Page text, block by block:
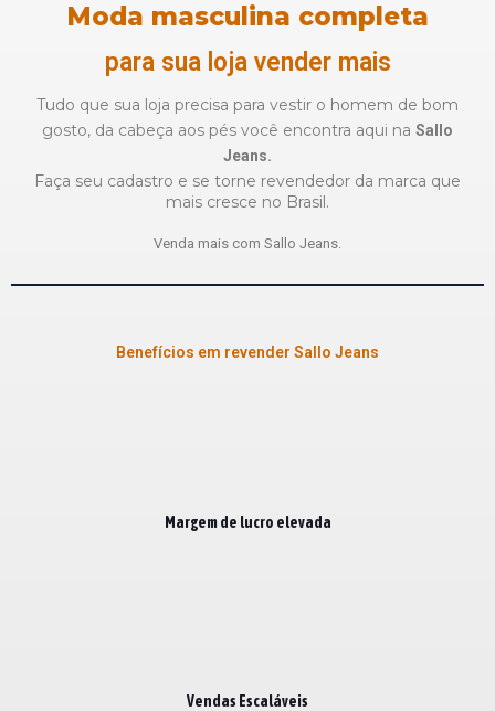
Moda masculina completa
para sua loja vender mais
Tudo que sua loja precisa para vestir o homem de bom
gosto, da cabeça aos pés você encontra aqui na Sallo
Jeans.
Faça seu cadastro e se torne revendedor da marca que
mais cresce no Brasil.
Venda mais com Sallo Jeans.
Benefícios em revender Sallo Jeans
Margem de lucro elevada
Vendas Escaláveis